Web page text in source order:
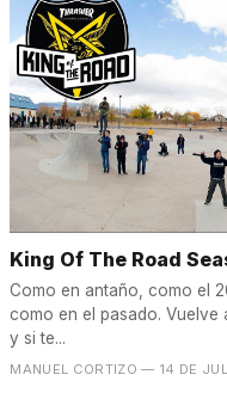
King Of The Road
Como en antaño, como el
como en el pasado. Vuelve
y si te...
MANUEL CORTIZO — 14 DE